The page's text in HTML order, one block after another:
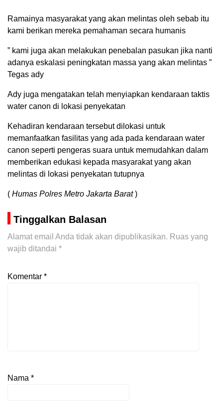
Ramainya masyarakat yang akan melintas oleh sebab itu
kami berikan mereka pemahaman secara humanis
” kami juga akan melakukan penebalan pasukan jika nanti
adanya eskalasi peningkatan massa yang akan melintas ”
Tegas ady
Ady juga mengatakan telah menyiapkan kendaraan taktis
water canon di lokasi penyekatan
Kehadiran kendaraan tersebut dilokasi untuk
memanfaatkan fasilitas yang ada pada kendaraan water
canon seperti pengeras suara untuk memudahkan dalam
memberikan edukasi kepada masyarakat yang akan
melintas di lokasi penyekatan tutupnya
( Humas Polres Metro Jakarta Barat)
Tinggalkan Balasan
Alamat email Anda tidak akan dipublikasikan. Ruas yang
wajib ditandai *
Komentar *
Nama *